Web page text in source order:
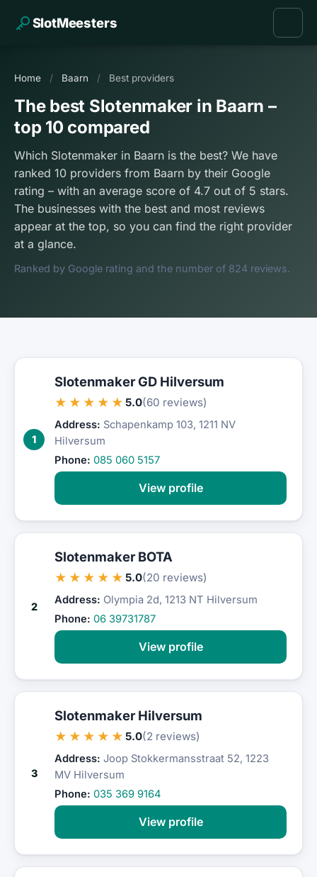
SlotMeesters
Home / Baarn / Best providers
The best Slotenmaker in Baarn –
top 10 compared
Which Slotenmaker in Baarn is the best? We have
ranked 10 providers from Baarn by their Google
rating – with an average score of 4.7 out of 5 stars.
The businesses with the best and most reviews
appear at the top, so you can find the right provider
at a glance.
Ranked by Google rating and the number of 824 reviews.
1
Slotenmaker GD Hilversum
★★★★★ 5.0(60 reviews)
Address: Schapenkamp 103, 1211 NV
Hilversum
Phone: 085 060 5157
View profile
2
Slotenmaker BOTA
★★★★★ 5.0(20 reviews)
Address: Olympia 2d, 1213 NT Hilversum
Phone: 06 39731787
View profile
3
Slotenmaker Hilversum
★★★★★ 5.0(2 reviews)
Address: Joop Stokkermansstraat 52, 1223
MV Hilversum
Phone: 035 369 9164
View profile